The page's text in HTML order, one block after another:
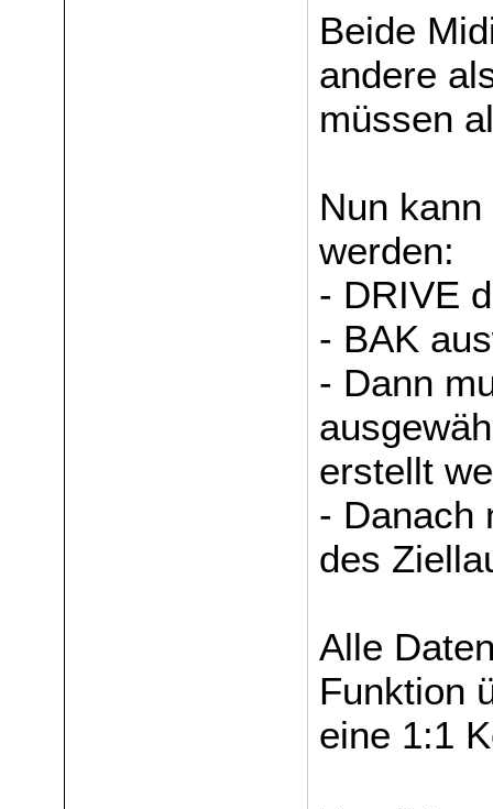
Beide
andere
müssen
Nun
werden:
- DRIVE
- BAK
- Dann
erstellt
- Danach
des
Alle
Funktion
eine 1:1